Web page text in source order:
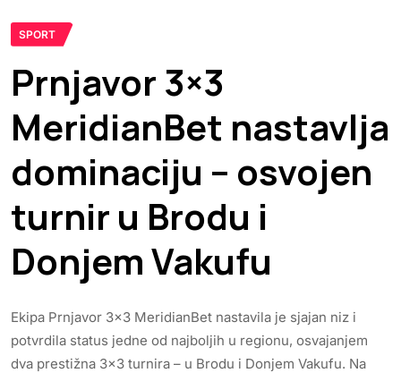
SPORT
Prnjavor 3×3
MeridianBet nastavlja
dominaciju – osvojen
turnir u Brodu i
Donjem Vakufu
Ekipa Prnjavor 3×3 MeridianBet nastavila je sjajan niz i
potvrdila status jedne od najboljih u regionu, osvajanjem
dva prestižna 3×3 turnira – u Brodu i Donjem Vakufu. Na